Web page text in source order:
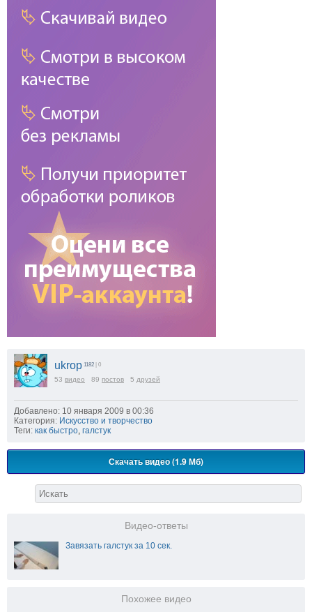
ukrop 1182 | 0
53 видео 89 постов 5 друзей
Добавлено: 10 января 2009 в 00:36
Категория: Искусство и творчество
Теги: как быстро, галстук
Скачать видео (1.9 Мб)
Видео-ответы
Завязать галстук за 10 сек.
Похожее видео